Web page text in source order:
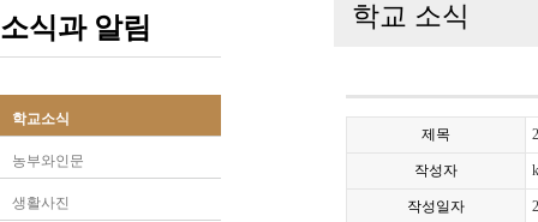
소식과 알림
학교소식
농부와인문
생활사진
학교 소식
제목
작성자
작성일자